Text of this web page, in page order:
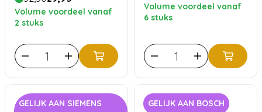
Volume voordeel vanaf
2 stuks
Volume voordeel vanaf
6 stuks
GELIJK AAN SIEMENS
GELIJK AAN BOSCH